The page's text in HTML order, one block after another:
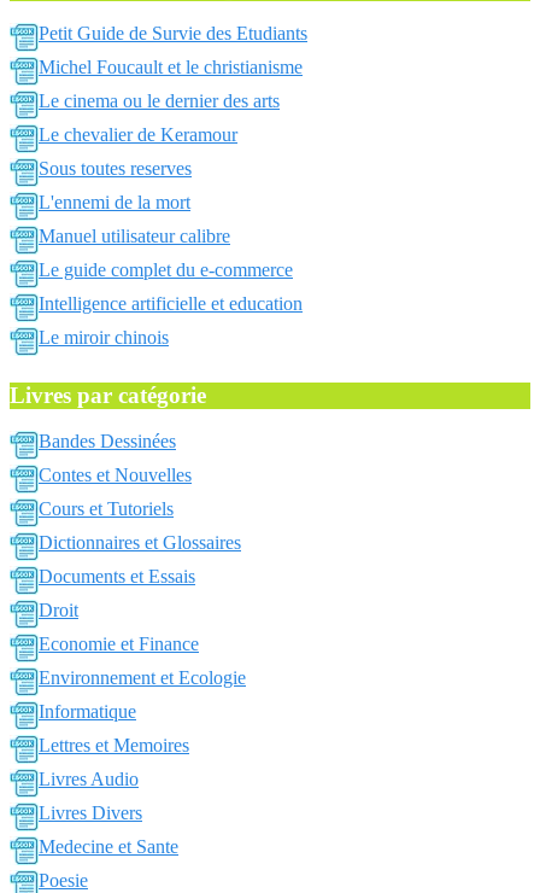
Petit Guide de Survie des Etudiants
Michel Foucault et le christianisme
Le cinema ou le dernier des arts
Le chevalier de Keramour
Sous toutes reserves
L'ennemi de la mort
Manuel utilisateur calibre
Le guide complet du e-commerce
Intelligence artificielle et education
Le miroir chinois
Livres par catégorie
Bandes Dessinées
Contes et Nouvelles
Cours et Tutoriels
Dictionnaires et Glossaires
Documents et Essais
Droit
Economie et Finance
Environnement et Ecologie
Informatique
Lettres et Memoires
Livres Audio
Livres Divers
Medecine et Sante
Poesie